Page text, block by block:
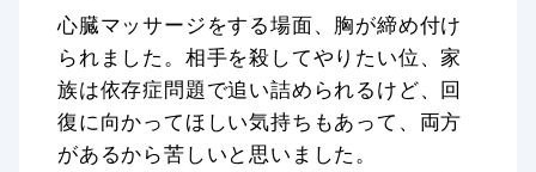
心臓マッサージをする場面、胸が締め付け
られました。相手を殺してやりたい位、家
族は依存症問題で追い詰められるけど、回
復に向かってほしい気持ちもあって、両方
があるから苦しいと思いました。